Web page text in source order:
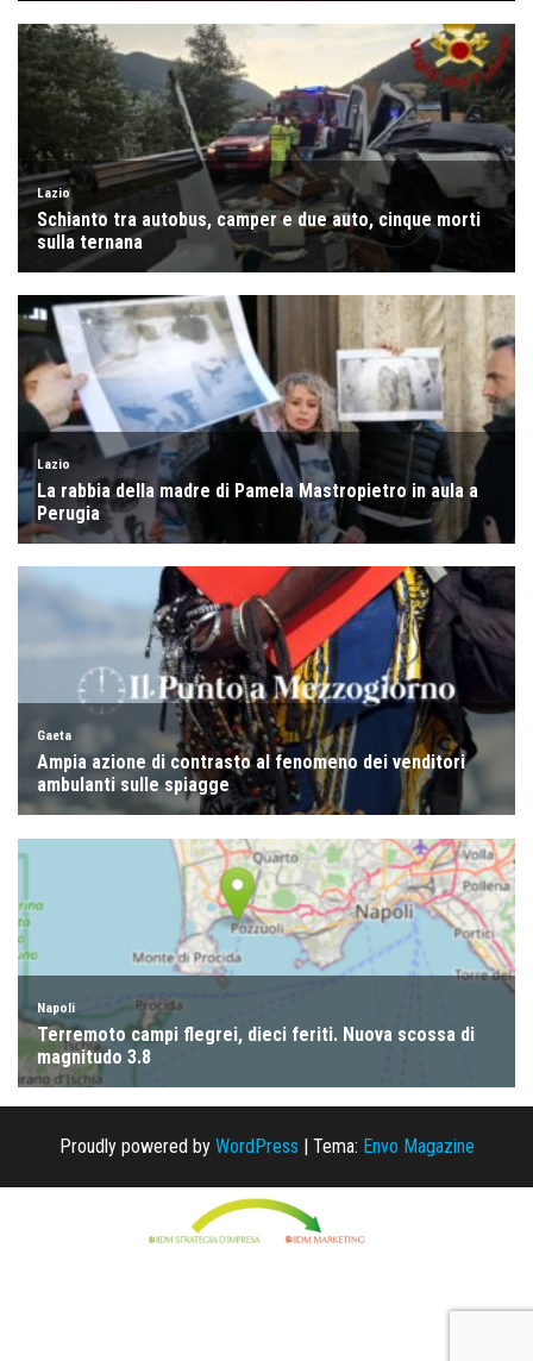
Proudly powered by WordPress | Tema: Envo Magazine